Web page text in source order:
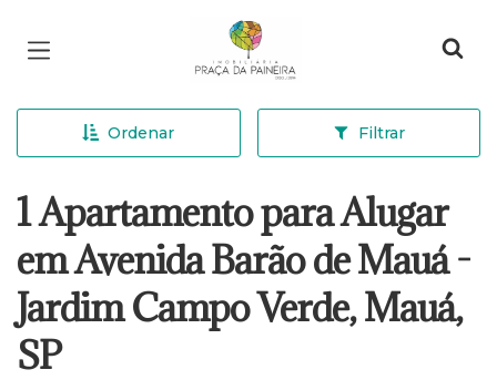
Página inicial
Ordenar Filtrar
1 Apartamento para Alugar
em Avenida Barão de Mauá -
Jardim Campo Verde, Mauá,
SP